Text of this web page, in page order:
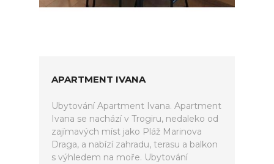
APARTMENT IVANA
Ubytování Apartment Ivana. Apartment
Ivana se nachází v Trogiru, nedaleko od
zajímavých míst jako Pláž Marinova
Draga, a nabízí zahradu, terasu a balkon
s výhledem na moře. Ubytování